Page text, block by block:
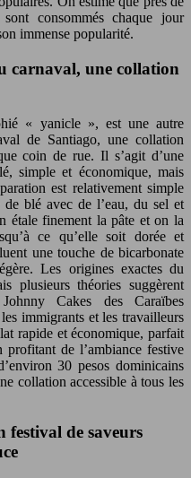
consommés chaque jour
immense popularité.
carnaval, une collation
« yanicle », est une autre
de Santiago, une collation
coin de rue. Il s’agit d’une
simple et économique, mais
est relativement simple
blé avec de l’eau, du sel et
étale finement la pâte et on la
ce qu’elle soit dorée et
une touche de bicarbonate
Les origines exactes du
plusieurs théories suggèrent
Cakes des Caraïbes
immigrants et les travailleurs
rapide et économique, parfait
de l’ambiance festive
30 pesos dominicains
collation accessible à tous les
festival de saveurs